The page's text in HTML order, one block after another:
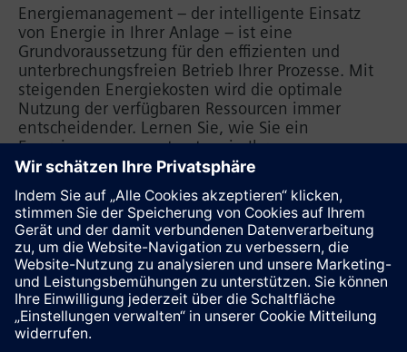
Energiemanagement – der intelligente Einsatz
von Energie in Ihrer Anlage – ist eine
Grundvoraussetzung für den effizienten und
unterbrechungsfreien Betrieb Ihrer Prozesse. Mit
steigenden Energiekosten wird die optimale
Nutzung der verfügbaren Ressourcen immer
entscheidender. Lernen Sie, wie Sie ein
Energiemanagementsystem in Ihrem
Unternehmen schnell und effizient einrichten und
Quellen erfassen und diese mit dem SIMATIC
Energy Manager analysieren.